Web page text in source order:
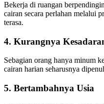
Bekerja di ruangan
cairan secara perlahan melalui
terasa.
4. Kurangnya
Sebagian orang hanya minum
cairan harian seharusnya
5. Bertambahnya Usia